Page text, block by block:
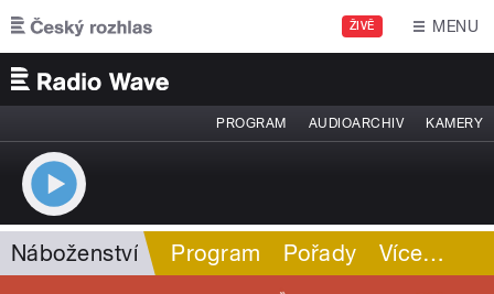
Přejít k hlavnímu obsahu
ŽIVĚ MENU
PROGRAM AUDIOARCHIV KAMERY
Náboženství Program Pořady Více…